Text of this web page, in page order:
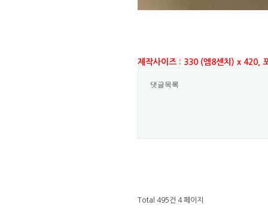
제작사이즈 : 330 (엠8센치) x 420,
댓글목록
Total 495건 4 페이지